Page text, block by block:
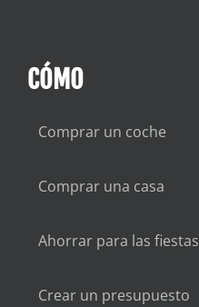
CÓMO
Comprar un coche
Comprar una casa
Ahorrar para las fiestas
Crear un presupuesto